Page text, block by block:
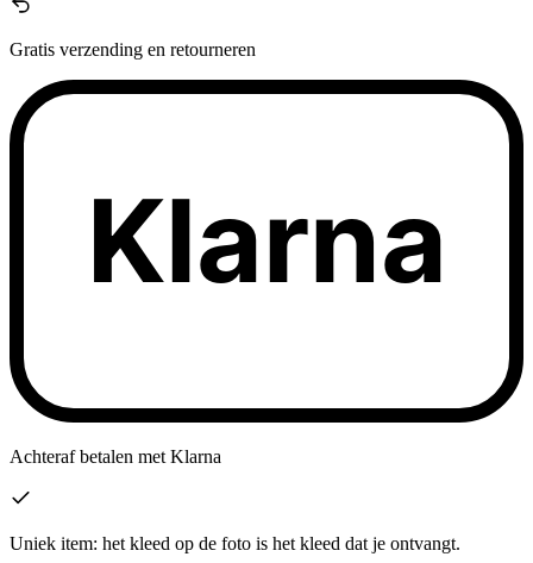
Gratis verzending en retourneren
Klarna
Achteraf betalen met Klarna
Uniek item: het kleed op de foto is het kleed dat je ontvangt.